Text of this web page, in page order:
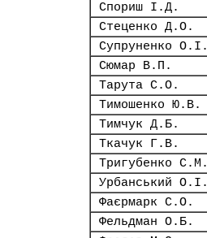
Спориш І.Д.
Стеценко Д.О.
Супруненко О.І.
Сюмар В.П.
Тарута С.О.
Тимошенко Ю.В.
Тимчук Д.Б.
Ткачук Г.В.
Тригубенко С.М.
Урбанський О.І.
Фаєрмарк С.О.
Фельдман О.Б.